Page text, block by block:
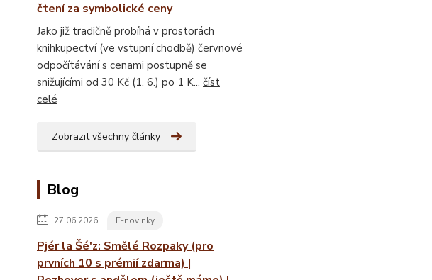
čtení za symbolické ceny
Jako již tradičně probíhá v prostorách
knihkupectví (ve vstupní chodbě) červnové
odpočítávání s cenami postupně se
snižujícími od 30 Kč (1. 6.) po 1 K... číst
celé
Zobrazit všechny články
Blog
27.06.2026 E-novinky
Pjér la Šé'z: Smělé Rozpaky (pro
prvních 10 s prémií zdarma) |